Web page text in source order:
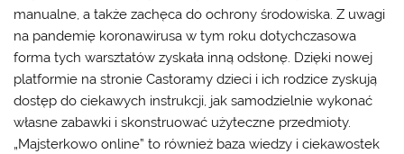
manualne, a także zachęca do ochrony środowiska. Z uwagi
na pandemię koronawirusa w tym roku dotychczasowa
forma tych warsztatów zyskała inną odsłonę. Dzięki nowej
platformie na stronie Castoramy dzieci i ich rodzice zyskują
dostęp do ciekawych instrukcji, jak samodzielnie wykonać
własne zabawki i skonstruować użyteczne przedmioty.
„Majsterkowo online” to również baza wiedzy i ciekawostek